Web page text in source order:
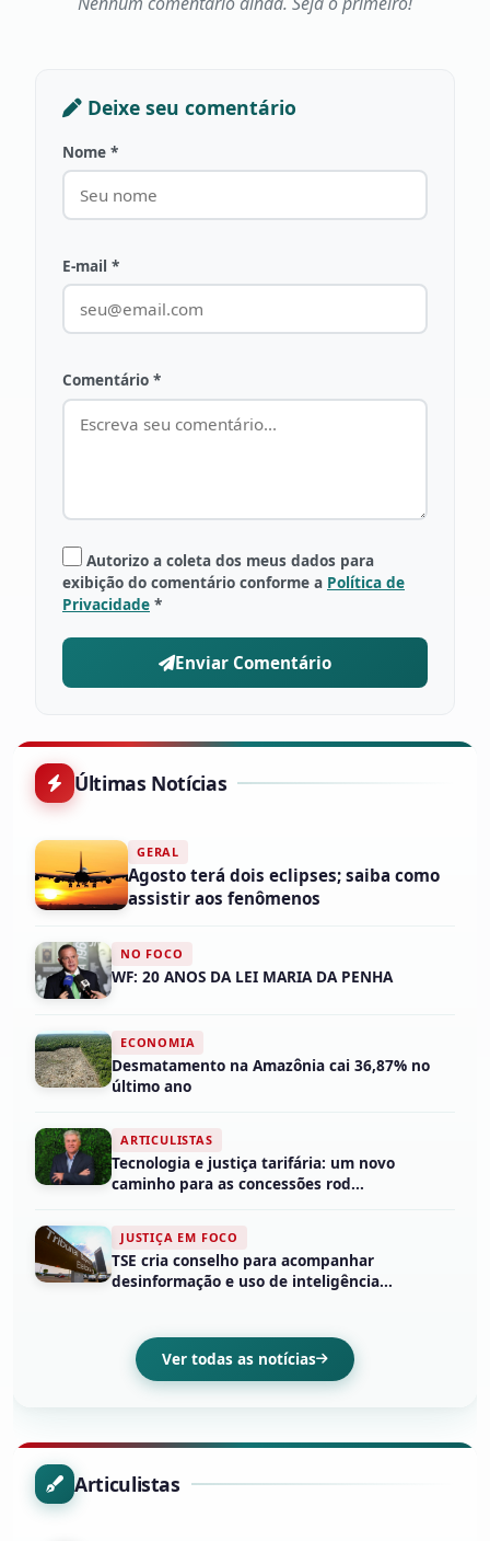
Deixe seu comentário
Nome *
E-mail *
Comentário *
Autorizo a coleta dos meus dados para
exibição do comentário conforme a Política de
Privacidade *
Enviar Comentário
Últimas Notícias
GERAL
Agosto terá dois eclipses; saiba como
assistir aos fenômenos
NO FOCO
WF: 20 ANOS DA LEI MARIA DA PENHA
ECONOMIA
Desmatamento na Amazônia cai 36,87% no
último ano
ARTICULISTAS
Tecnologia e justiça tarifária: um novo
caminho para as concessões rod...
JUSTIÇA EM FOCO
TSE cria conselho para acompanhar
desinformação e uso de inteligência...
Ver todas as notícias
Articulistas